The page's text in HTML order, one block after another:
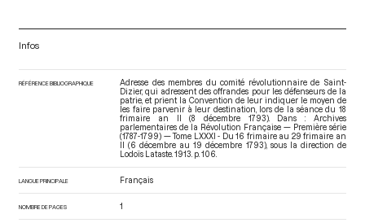
Infos
RÉFÉRENCE BIBLIOGRAPHIQUE
Adresse des membres du comité révolutionnaire de Saint-
Dizier, qui adressent des offrandes pour les défenseurs de la
patrie, et prient la Convention de leur indiquer le moyen de
les faire parvenir à leur destination, lors de la séance du 18
frimaire an II (8 décembre 1793). Dans : Archives
parlementaires de la Révolution Française — Première série
(1787-1799) — Tome LXXXI - Du 16 frimaire au 29 frimaire an
II (6 décembre au 19 décembre 1793), sous la direction de
Lodoïs Lataste. 1913. p. 106.
LANGUE PRINCIPALE Français
NOMBRE DE PAGES 1